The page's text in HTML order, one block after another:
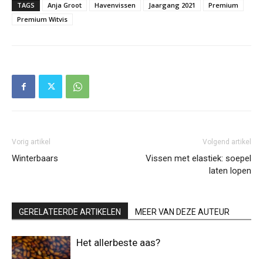
TAGS Anja Groot Havenvissen Jaargang 2021
Premium
Premium Witvis
Vorig artikel
Winterbaars
Volgend artikel
Vissen met elastiek: soepel
laten lopen
GERELATEERDE ARTIKELEN MEER VAN DEZE AUTEUR
Het allerbeste aas?